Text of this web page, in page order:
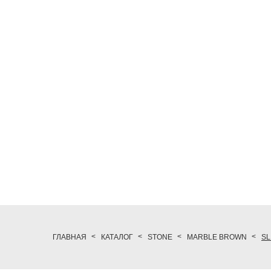
ГЛАВНАЯ КАТАЛОГ STONE MARBLE BROWN